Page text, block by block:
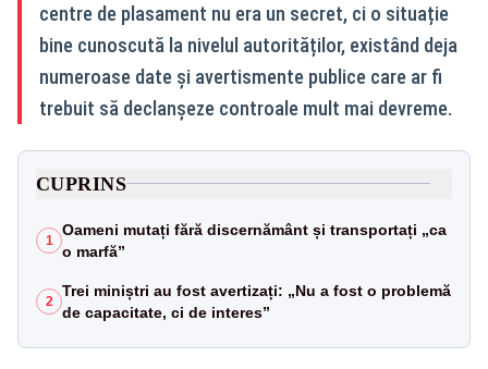
centre de plasament nu era un secret, ci o situație
bine cunoscută la nivelul autorităților, existând deja
numeroase date și avertismente publice care ar fi
trebuit să declanșeze controale mult mai devreme.
CUPRINS
1
Oameni mutați fără discernământ și transportați „ca
o marfă”
2
Trei miniștri au fost avertizați: „Nu a fost o problemă
de capacitate, ci de interes”